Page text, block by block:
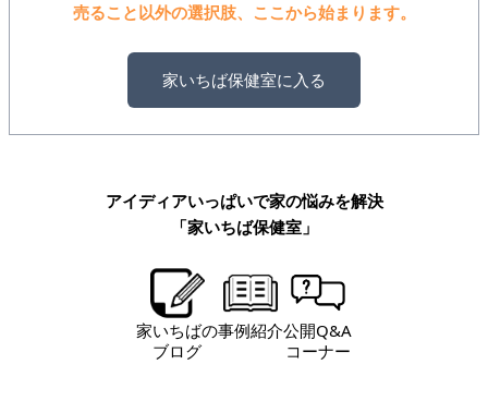
売ること以外の選択肢、ここから始まります。
家いちば保健室に入る
アイディアいっぱいで家の悩みを解決
「家いちば保健室」
家いちばの
ブログ
事例紹介公開Q&A
コーナー